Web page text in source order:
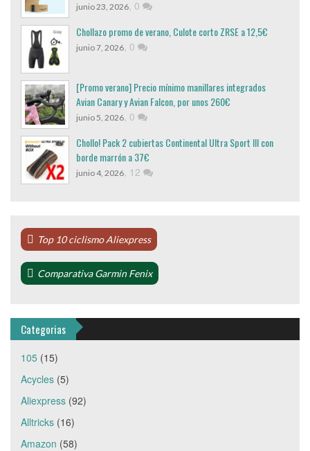
junio 23, 2026, 0
Chollazo promo de verano, Culote corto ZRSE a 12,5€
junio 7, 2026, 0
[Promo verano] Precio mínimo manillares integrados
Avian Canary y Avian Falcon, por unos 260€
junio 5, 2026, 0
Chollo! Pack 2 cubiertas Continental Ultra Sport III con
borde marrón a 37€
junio 4, 2026, 12
Top 10 ciclismo Aliexpress
Comparativa Garmin Fenix
Categorias
105 (15)
Acycles (5)
Aliexpress (92)
Alltricks (16)
Amazon (58)